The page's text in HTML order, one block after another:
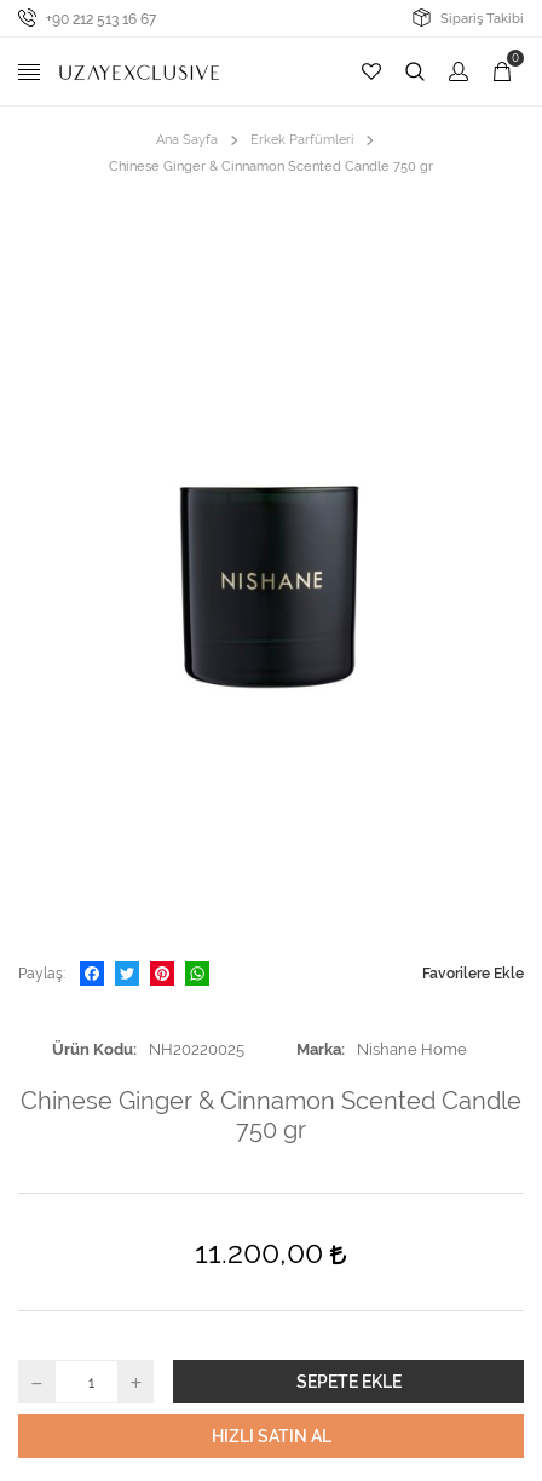
+90 212 513 16 67 Sipariş Takibi
0
Ana Sayfa
Erkek Parfümleri
Chinese Ginger & Cinnamon Scented Candle 750 gr
Paylaş Favorilere Ekle
Ürün Kodu NH20220025 Marka Nishane Home
Chinese Ginger & Cinnamon Scented Candle
750 gr
11.200,00
SEPETE EKLE
HIZLI SATIN AL